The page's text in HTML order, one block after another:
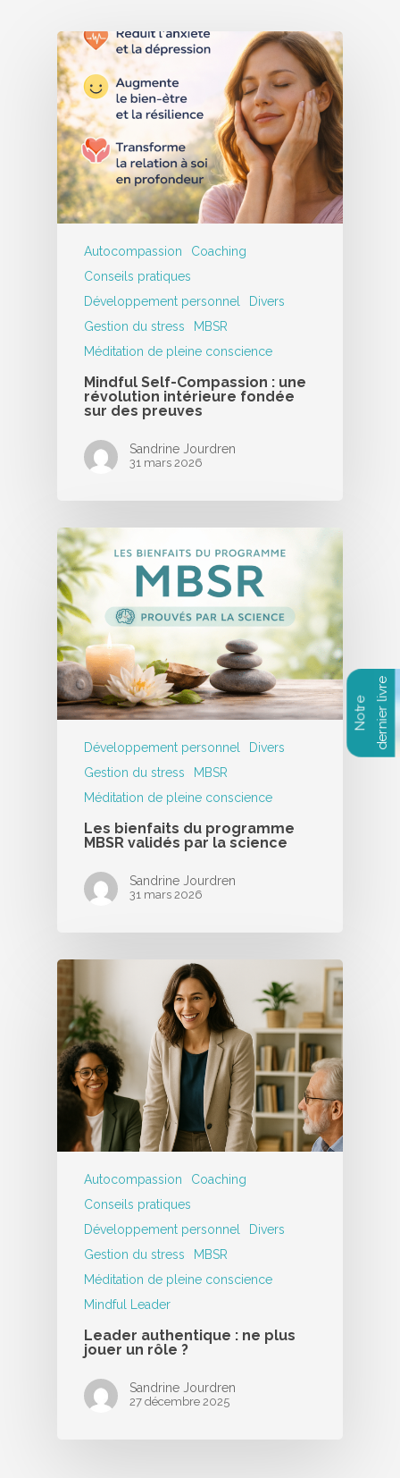
Autocompassion
Coaching
Conseils pratiques
Développement personnel
Divers
Gestion du stress
MBSR
Méditation de pleine conscience
Mindful Self-Compassion : une
révolution intérieure fondée
sur des preuves
Sandrine Jourdren
31 mars 2026
Développement personnel
Divers
Gestion du stress
MBSR
Méditation de pleine conscience
Les bienfaits du programme
MBSR validés par la science
Sandrine Jourdren
31 mars 2026
Autocompassion
Coaching
Conseils pratiques
Développement personnel
Divers
Gestion du stress
MBSR
Méditation de pleine conscience
Mindful Leader
Leader authentique : ne plus
jouer un rôle ?
Sandrine Jourdren
27 décembre 2025